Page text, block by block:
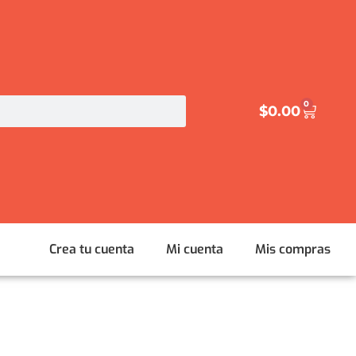
$0.00 0
Crea tu cuenta Mi cuenta Mis compras